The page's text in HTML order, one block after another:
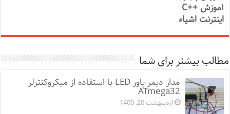
آموزش ++C
اینترنت اشیاء
مطالب بیشتر برای شما
مدار دیمر پاور LED با استفاده از میکروکنترلر
ATmega32
اردیبهشت 20, 1400